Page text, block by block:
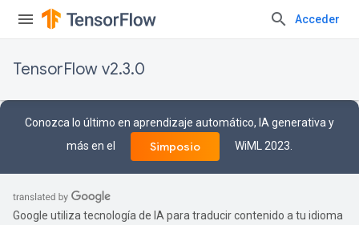
Acceder
TensorFlow v2.3.0
Conozca lo último en aprendizaje automático, IA generativa y
más en el
Simposio WiML 2023.
Google utiliza tecnología de IA para traducir contenido a tu idioma